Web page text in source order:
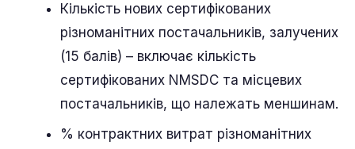
Кількість нових сертифікованих
різноманітних постачальників, залучених
(15 балів) – включає кількість
сертифікованих NMSDC та місцевих
постачальників, що належать меншинам.
% контрактних витрат різноманітних